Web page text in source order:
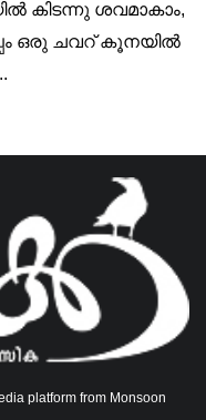
കിടന്നു ശവമാകാം,
ഒരു ചവറ് കൂനയിൽ
platform from Monsoon